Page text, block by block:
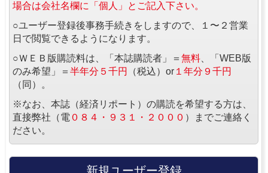
場合は会社名欄に「個人」とご記入下さい。
○ユーザー登録後事務手続きをしますので、１〜２営業
日で閲覧できるようになります。
○ＷＥＢ版購読料は、「本誌購読者」＝ 無料 、「WEB版
のみ希望」＝ 半年分５千円 （税込）or １年分９千円
（同）。
※なお、本誌（経済リポート）の購読を希望する方は、
直接弊社（電 ０８４・９３１・２０００ ）までご連絡く
ださい。